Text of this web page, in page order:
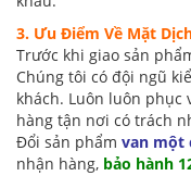
3. Ưu Điểm Về Mặt
Trước khi giao sản
Chúng tôi có đội ngũ
khách. Luôn luôn phục
hàng tận nơi có trách
Đổi sản phẩm van một
nhận hàng, bảo hành